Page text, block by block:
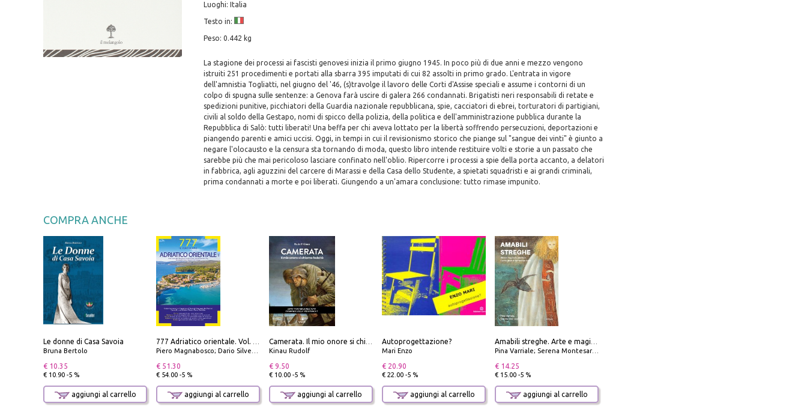
Luoghi: Italia
Testo in:
Peso: 0.442 kg
La stagione dei processi ai fascisti genovesi inizia il primo giugno 1945. In poco più di due anni e mezzo vengono
istruiti 251 procedimenti e portati alla sbarra 395 imputati di cui 82 assolti in primo grado. L'entrata in vigore
dell'amnistia Togliatti, nel giugno del '46, (s)travolge il lavoro delle Corti d'Assise speciali e assume i contorni di un
colpo di spugna sulle sentenze: a Genova farà uscire di galera 266 condannati. Brigatisti neri responsabili di retate e
spedizioni punitive, picchiatori della Guardia nazionale repubblicana, spie, cacciatori di ebrei, torturatori di partigiani,
civili al soldo della Gestapo, nomi di spicco della polizia, della politica e dell'amministrazione pubblica durante la
Repubblica di Salò: tutti liberati! Una beffa per chi aveva lottato per la libertà soffrendo persecuzioni, deportazioni e
piangendo parenti e amici uccisi. Oggi, in tempi in cui il revisionismo storico che piange sul "sangue dei vinti" è giunto a
negare l'olocausto e la censura sta tornando di moda, questo libro intende restituire volti e storie a un passato che
sarebbe più che mai pericoloso lasciare confinato nell'oblio. Ripercorre i processi a spie della porta accanto, a delatori
in fabbrica, agli aguzzini del carcere di Marassi e della Casa dello Studente, a spietati squadristi e ai grandi criminali,
prima condannati a morte e poi liberati. Giungendo a un'amara conclusione: tutto rimase impunito.
COMPRA ANCHE
Le donne di Casa Savoia
Bruna Bertolo
€ 10.35
€ 10.90 -5 %
aggiungi al carrello
Piero Magnabosco; Dario Silvestro; Marco Sbrizzi
€ 51.30
€ 54.00 -5 %
aggiungi al carrello
Kinau Rudolf
€ 9.50
€ 10.00 -5 %
aggiungi al carrello
Autoprogettazione?
Mari Enzo
€ 20.90
€ 22.00 -5 %
aggiungi al carrello
Pina Varriale; Serena Montesarchio
€ 14.25
€ 15.00 -5 %
aggiungi al carrello